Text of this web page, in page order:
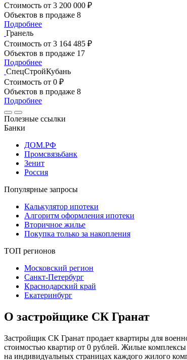
Стоимость от 3 200 000 ₽
Объектов в продаже 8
Подробнее
Гранель
Стоимость от 3 164 485 ₽
Объектов в продаже 17
Подробнее
СпецСтройКубань
Стоимость от 0 ₽
Объектов в продаже 8
Подробнее
Полезные ссылки
Банки
ДОМ.РФ
Промсвязьбанк
Зенит
Россия
Популярные запросы
Калькулятор ипотеки
Алгоритм оформления ипотеки
Вторичное жилье
Покупка только за накопления
ТОП регионов
Московский регион
Санкт-Петербург
Краснодарский край
Екатеринбург
О застройщике СК Гранат
Застройщик СК Гранат продает квартиры для
стоимостью квартир от 0 рублей. Жилые
на индивидуальных страницах каждого жилого